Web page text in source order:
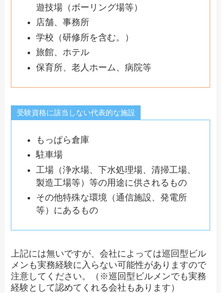
遊技場（ボーリング場等）
店舗、事務所
学校（研修所を含む。）
旅館、ホテル
保育所、老人ホーム、病院等
受験資格に該当しない代表的な施設
もっぱら倉庫
駐車場
工場（浄水場、下水処理場、清掃工場、
製造工場等）等の用途に供されるもの
その他特殊な環境（通信施設、発電所
等）にあるもの
上記には無いですが、会社によっては巡回型ビル
メンも実務経験に入らない可能性がありますので
注意してください。（※巡回型ビルメンでも実務
経験として認めてくれる会社もあります）